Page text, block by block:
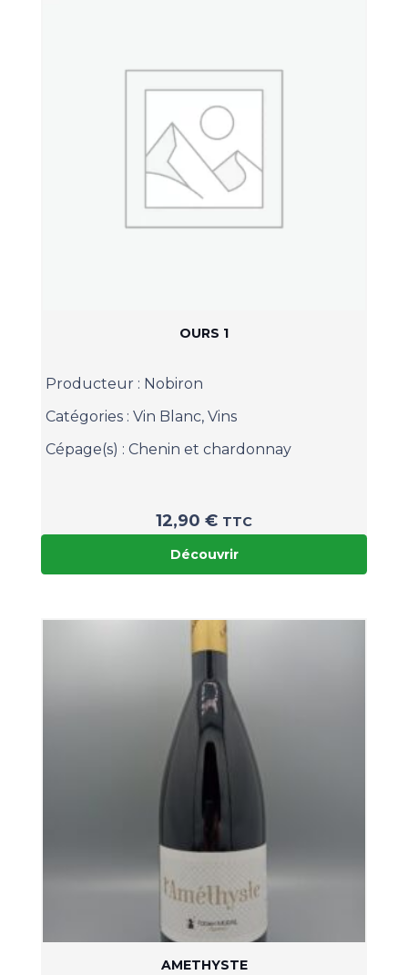
OURS 1
Producteur : Nobiron
Catégories : Vin Blanc, Vins
Cépage(s) : Chenin et chardonnay
12,90 € TTC
Découvrir
AMETHYSTE